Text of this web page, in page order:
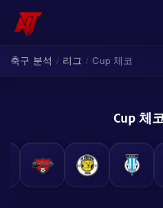
축구 분석 / 리그 / Cup 체코
Cup 체